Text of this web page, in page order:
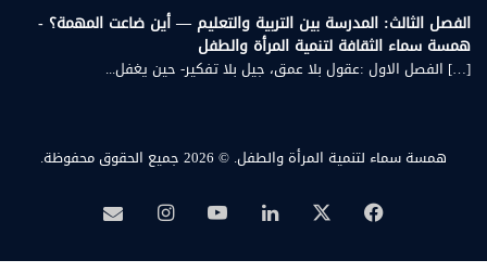
الفصل الثالث: المدرسة بين التربية والتعليم — أين ضاعت المهمة؟ -
همسة سماء الثقافة لتنمية المرأة والطفل
[…] الفصل الاول :عقول بلا عمق، جيل بلا تفكير- حين يغفل...
همسة سماء لتنمية المرأة والطفل. © 2026 جميع الحقوق محفوظة.
فيسبوك لينكدإن‫YouTubeانستقرامبريد
همسة